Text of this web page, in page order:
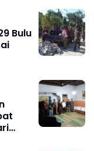
Bulu